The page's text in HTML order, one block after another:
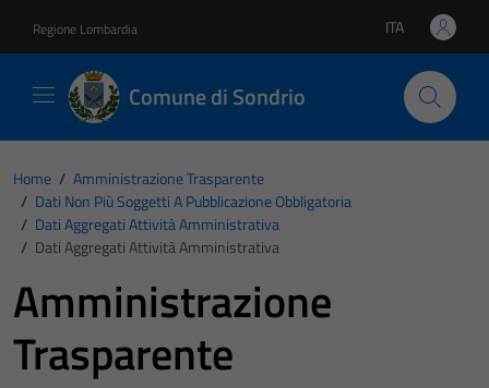
Regione Lombardia Lingua attiva:
ITA
Comune di Sondrio
Home / Amministrazione Trasparente
/ Dati Non Più Soggetti A Pubblicazione Obbligatoria
/ Dati Aggregati Attività Amministrativa
/ Dati Aggregati Attività Amministrativa
Amministrazione
Trasparente